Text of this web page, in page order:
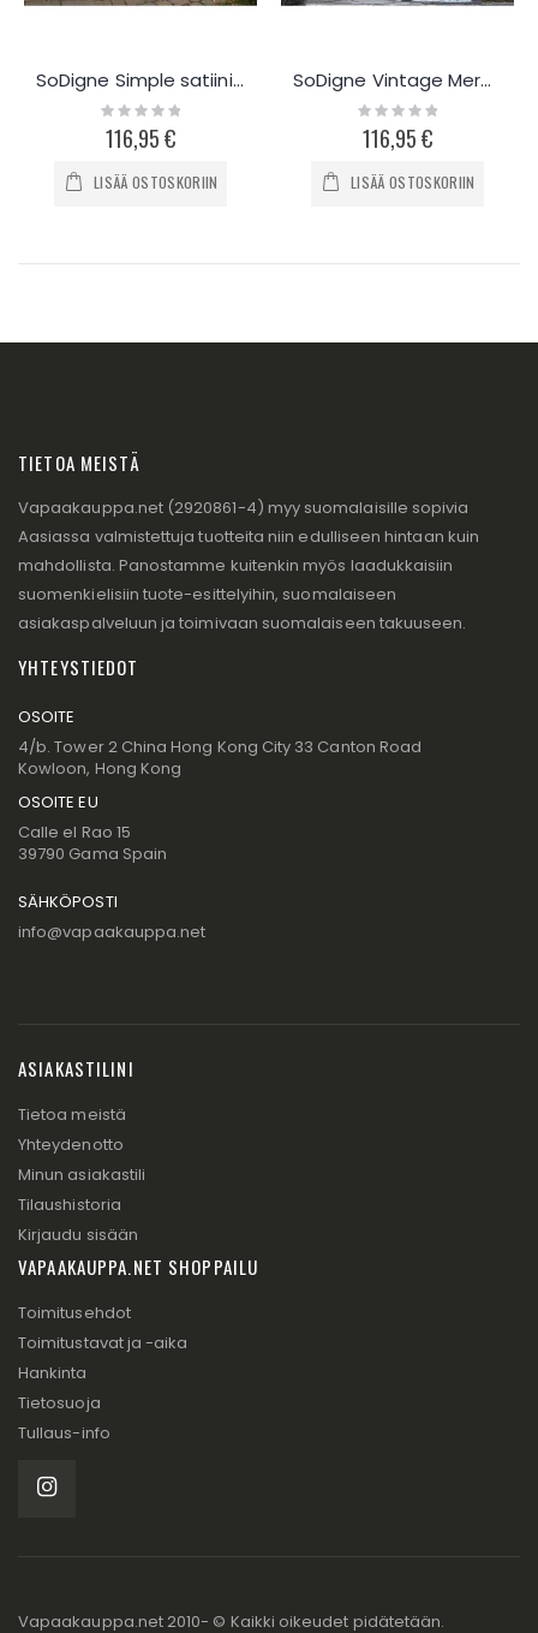
SoDigne Simple satiininen hääpuku
Rating:
0%
116,95 €
LISÄÄ OSTOSKORIIN
SoDigne Vintage Mermaid hääpuku D053
Rating:
0%
116,95 €
LISÄÄ OSTOSKORIIN
TIETOA MEISTÄ
Vapaakauppa.net (2920861-4) myy suomalaisille sopivia
Aasiassa valmistettuja tuotteita niin edulliseen hintaan kuin
mahdollista. Panostamme kuitenkin myös laadukkaisiin
suomenkielisiin tuote-esittelyihin, suomalaiseen
asiakaspalveluun ja toimivaan suomalaiseen takuuseen.
YHTEYSTIEDOT
OSOITE
4/b. Tower 2 China Hong Kong City 33 Canton Road
Kowloon, Hong Kong
OSOITE EU
Calle el Rao 15
39790 Gama Spain
SÄHKÖPOSTI
info@vapaakauppa.net
ASIAKASTILINI
Tietoa meistä
Yhteydenotto
Minun asiakastili
Tilaushistoria
Kirjaudu sisään
VAPAAKAUPPA.NET SHOPPAILU
Toimitusehdot
Toimitustavat ja -aika
Hankinta
Tietosuoja
Tullaus-info
Vapaakauppa.net 2010- © Kaikki oikeudet pidätetään.